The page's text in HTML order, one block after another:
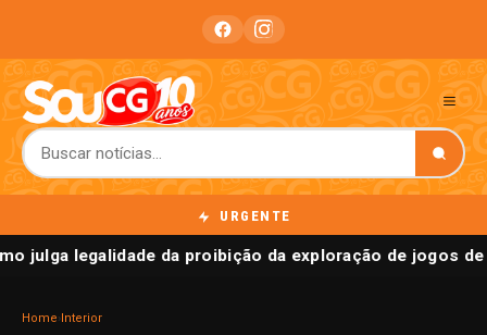
URGENTE
julga legalidade da proibição da exploração de jogos de
Home Interior